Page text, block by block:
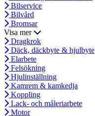
Bilservice
Bilvård
Bromsar
Visa mer
Dragkrok
Däck, däckbyte & hjulbyte
Elarbete
Felsökning
Hjulinställning
Kamrem & kamkedja
Koppling
Lack- och måleriarbete
Motor